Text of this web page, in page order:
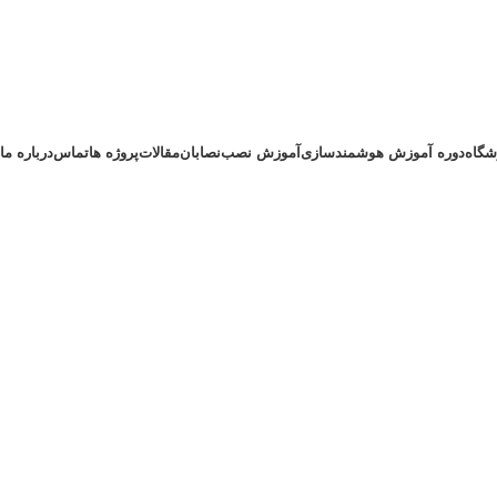
دوره آموزش هوشمندسازی آموزش نصبنصابانمقالاتپروژه هاتماسدرباره ما